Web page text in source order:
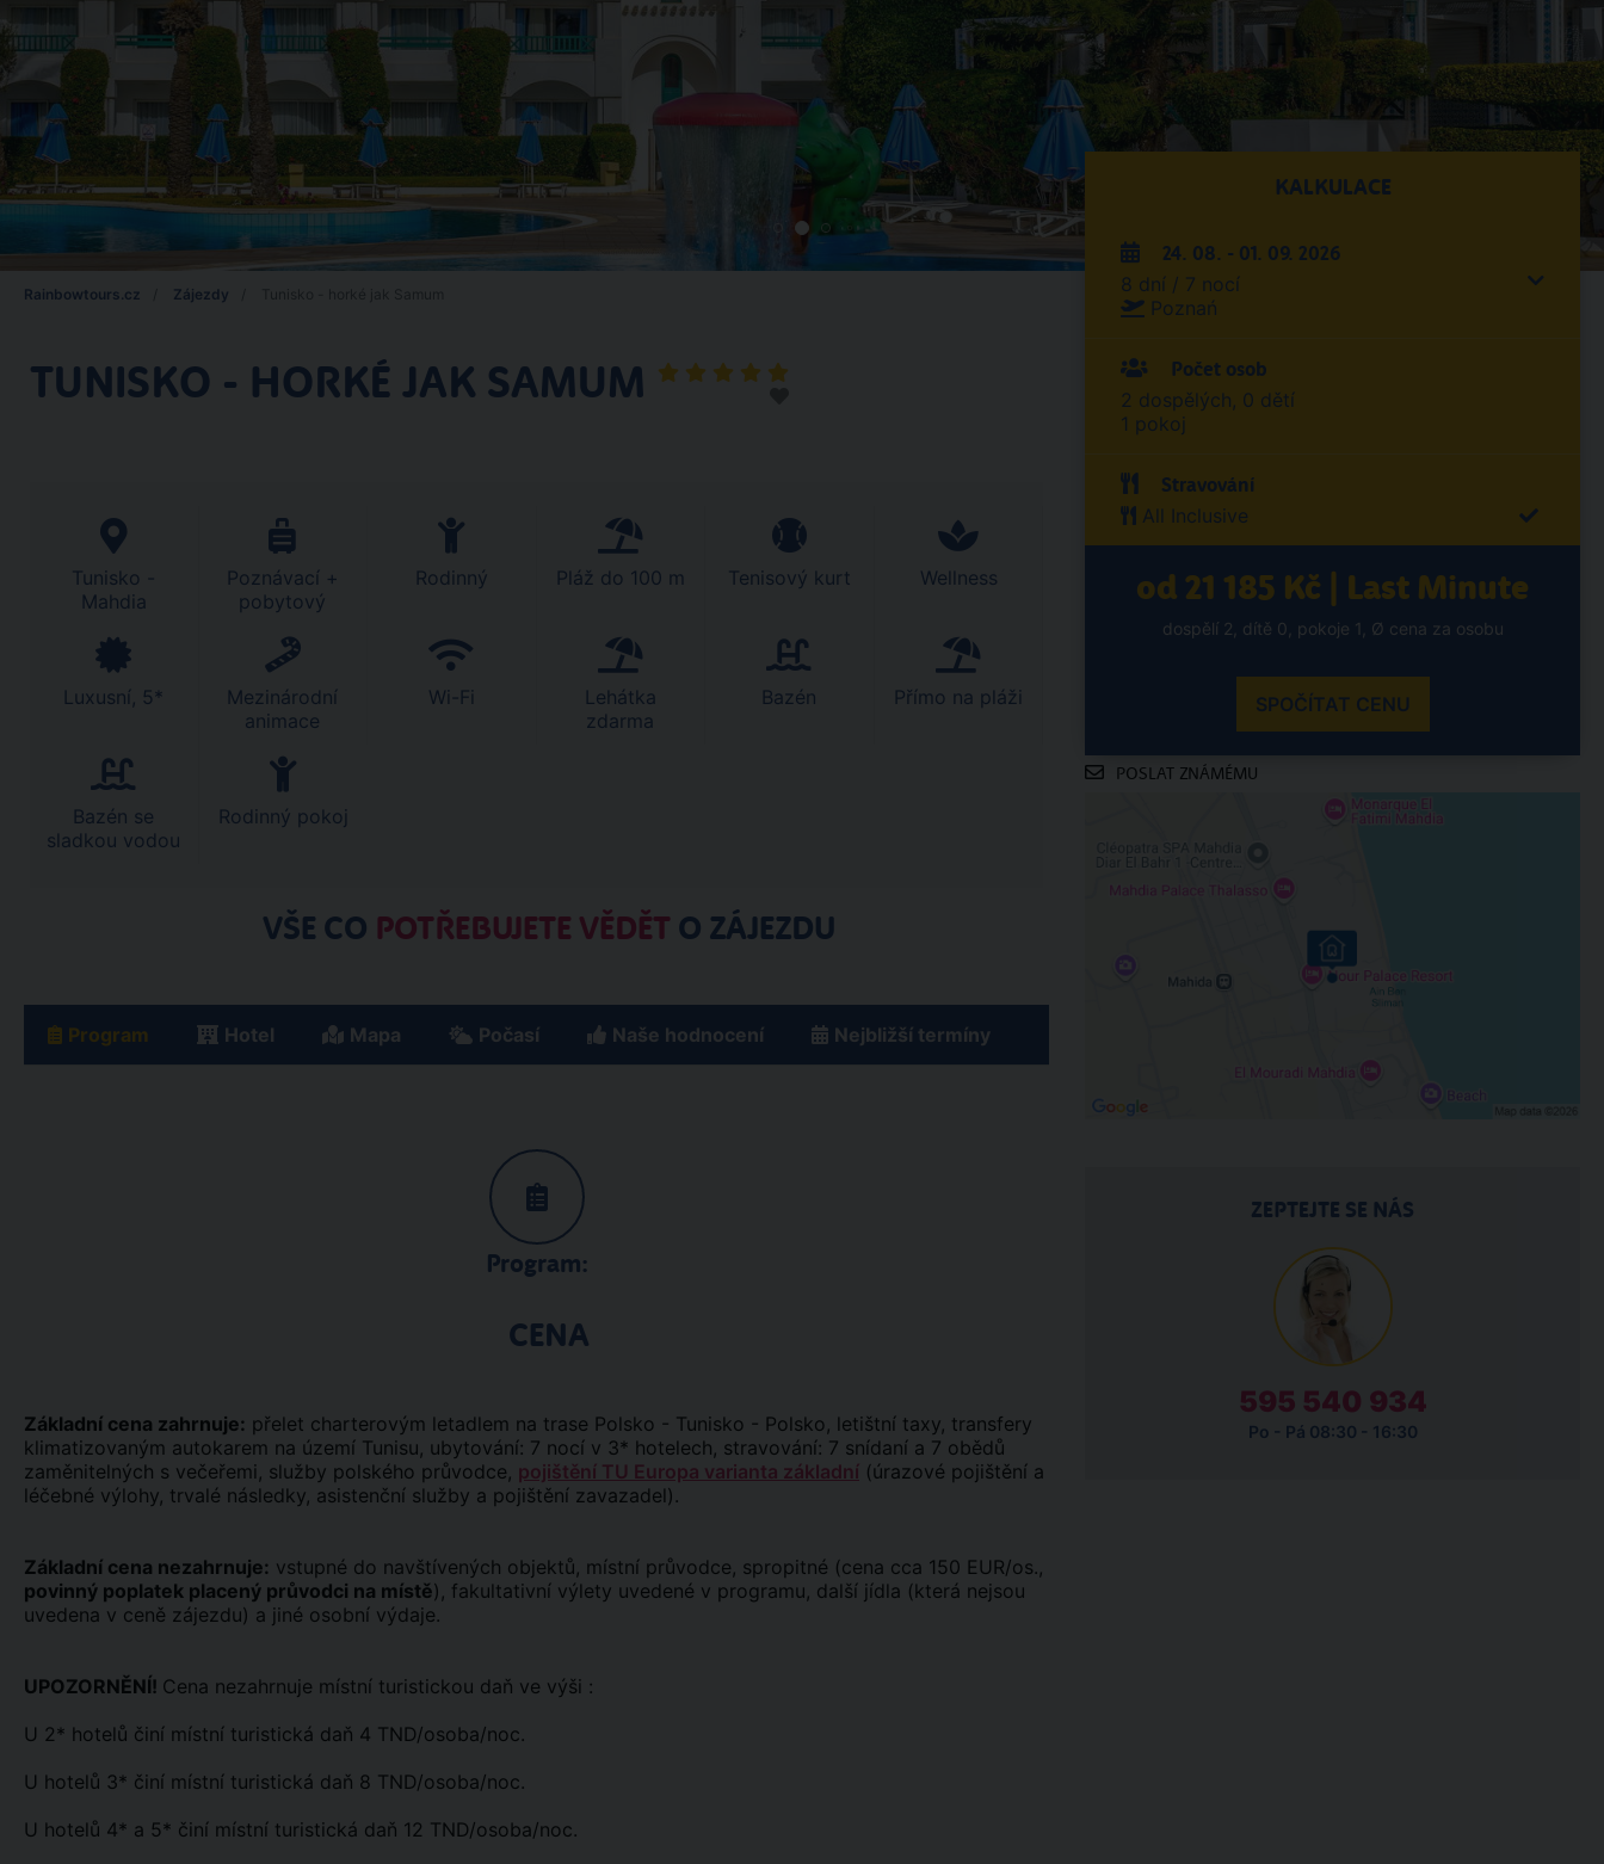
Rainbowtours.cz Zájezdy
TUNISKO - HORKÉ JAK SAMUM
Tunisko -
Mahdia
Poznávací +
pobytový
Rodinný Pláž do 100 m Tenisový kurt Wellness
Luxusní, 5*
Mezinárodní
animace
Wi-Fi
Lehátka
zdarma
Bazén Přímo na pláži
Bazén se
sladkou vodou
Rodinný pokoj
VŠE CO POTŘEBUJETE VĚDĚT O ZÁJEZDU
Program Hotel Mapa Počasí Naše hodnocení Nejbližší termíny
Program:
CENA
Základní cena zahrnuje: přelet charterovým letadlem na trase Polsko - Tunisko - Polsko, letištní taxy, transfery
klimatizovaným autokarem na území Tunisu, ubytování: 7 nocí v 3* hotelech, stravování: 7 snídaní a 7 obědů
zaměnitelných s večeřemi, služby polského průvodce, pojištění TU Europa varianta základní (úrazové pojištění a
léčebné výlohy, trvalé následky, asistenční služby a pojištění zavazadel).
Základní cena nezahrnuje: vstupné do navštívených objektů, místní průvodce, spropitné (cena cca 150 EUR/os.,
povinný poplatek placený průvodci na místě), fakultativní výlety uvedené v programu, další jídla (která nejsou
uvedena v ceně zájezdu) a jiné osobní výdaje.
UPOZORNĚNÍ! Cena nezahrnuje místní turistickou daň ve výši :
U 2* hotelů činí místní turistická daň 4 TND/osoba/noc.
U hotelů 3* činí místní turistická daň 8 TND/osoba/noc.
U hotelů 4* a 5* činí místní turistická daň 12 TND/osoba/noc.
KALKULACE
24. 08. - 01. 09. 2026
8 dní / 7 nocí
Poznań
Počet osob
2 dospělých, 0 dětí
1 pokoj
Stravování
All Inclusive
od 21 185 Kč | Last Minute
dospělí 2, dítě 0, pokoje 1, Ø cena za osobu
SPOČÍTAT CENU
POSLAT ZNÁMÉMU
ZEPTEJTE SE NÁS
595 540 934
Po - Pá 08:30 - 16:30